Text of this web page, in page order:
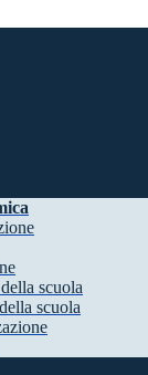
scuola
scuola